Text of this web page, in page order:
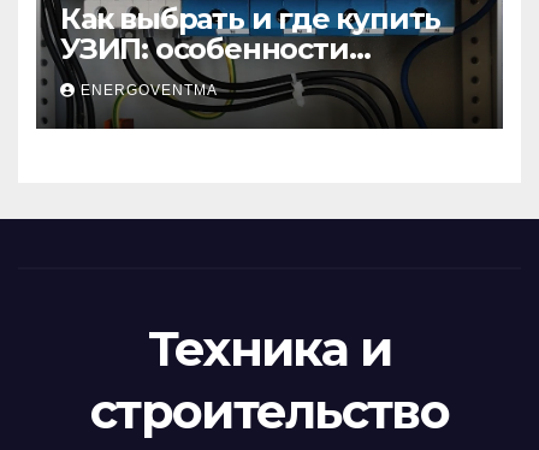
Как выбрать и где купить
УЗИП: особенности
устройств защиты от
импульсных
перенапряжений
ENERGOVENTMA
Техника и
строительство